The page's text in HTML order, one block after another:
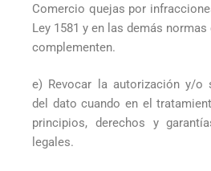
Comercio quejas por
Ley 1581 y en las demás
complementen.
e) Revocar la autorización y/o
del dato cuando en el
principios, derechos y
legales.